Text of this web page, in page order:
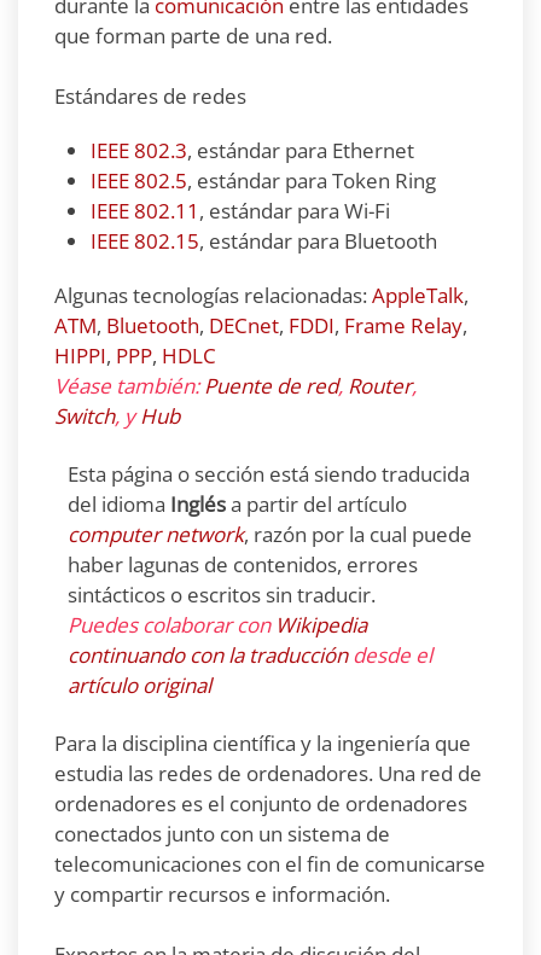
que forman parte de una red.
Estándares de redes
IEEE 802.3, estándar para Ethernet
IEEE 802.5, estándar para Token Ring
IEEE 802.11 , estándar para Wi-Fi
IEEE 802.15, estándar para Bluetooth
Algunas tecnologías relacionadas:AppleTalk,
ATM, Bluetooth, DECnet, FDDI, Frame Relay,
HIPPI, PPP, HDLC
Véase también:Puente de red, Router,
Switch, yHub
Esta página o sección está siendo traducida
del idioma Inglésa partir del artículo
computer network, razón por la cual puede
haber lagunas de contenidos, errores
sintácticos o escritos sin traducir.
Puedes colaborar con Wikipedia
continuando con la traduccióndesde el
artículo original
Para la disciplina científica y la ingeniería que
estudia las redes de ordenadores. Una red de
ordenadores es el conjunto de ordenadores
conectados junto con un sistema de
telecomunicaciones con el fin de comunicarse
y compartir recursos e información.